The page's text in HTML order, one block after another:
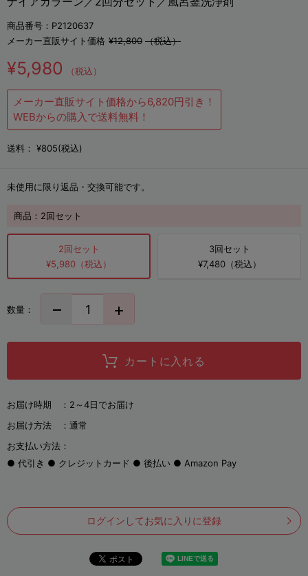
商品番号：P2120637
メーカー直販サイト価格 ¥12,800 （税込）
¥5,980 （税込）
メーカー直販サイト価格から6,820円引き！
WEBからの購入で送料無料！
送料： ¥805(税込)
未使用に限り返品・交換可能です。
商品： 2回セット
2回セット
¥5,980（税込）
3回セット
¥7,480（税込）
数量：
カートに入れる
お届け時期 ： 2～4日でお届け
お届け方法 ： 通常
お支払い方法：
代引き
クレジットカード 後払い Amazon Pay
ログインしてお気に入りに登録